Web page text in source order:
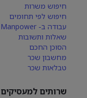
חיפוש משרות
חיפוש לפי תחומים
עבודה ב- Manpower
שאלות ותשובות
הסוכן החכם
מחשבון שכר
טבלאות שכר
שרותים למעסיקים